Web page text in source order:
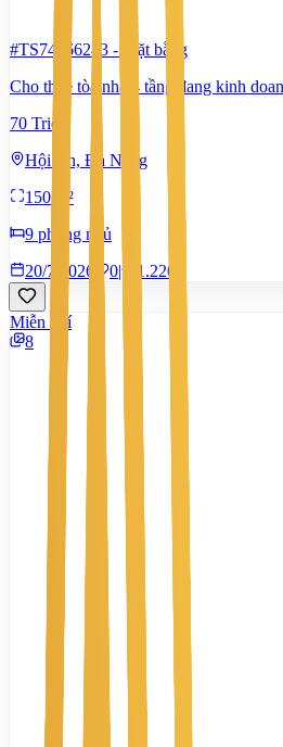
#TS74866243 -
Mặt bằng
Cho thuê tòa nhà 4 tầng đang kinh
70 Triệu
Hội An, Đà Nẵng
150 m²
9 phòng ngủ
20/7/2026
0| 1.220
Miễn phí
8